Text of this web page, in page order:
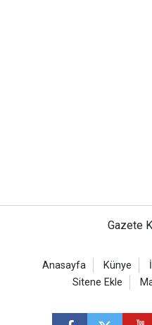
Gazete
Anasayfa Künye
Sitene Ekle